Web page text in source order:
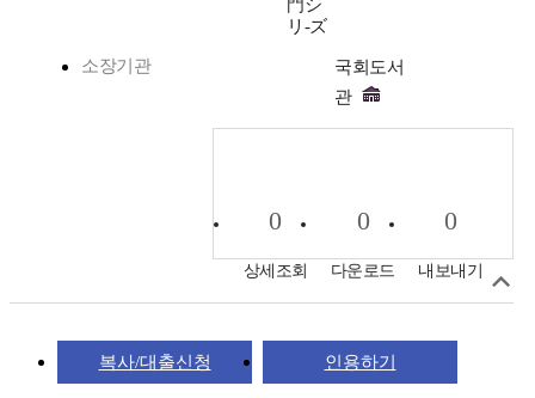
門シ
リ-ズ
소장기관
국회도서
관
0
상세조회
0
다운로드
0
내보내기
복사/대출신청 인용하기